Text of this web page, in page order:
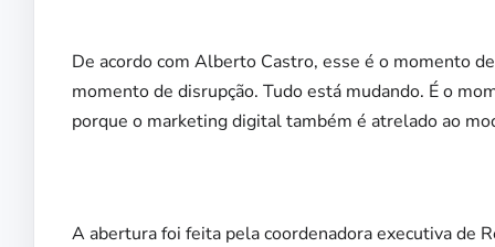
De acordo com Alberto Castro, esse é o momento
momento de disrupção. Tudo está mudando. É o
porque o marketing digital também é atrelado ao
A abertura foi feita pela coordenadora executiva de